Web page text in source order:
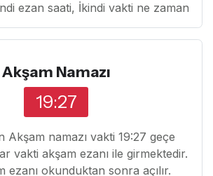
ezan saati, İkindi vakti ne zaman
Akşam Namazı
19:27
Akşam namazı vakti 19:27 geçe
vakti akşam ezanı ile girmektedir.
ezanı okunduktan sonra açılır.